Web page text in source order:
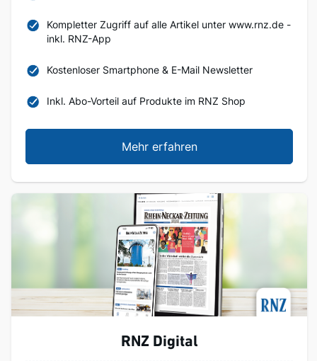
Kompletter Zugriff auf alle Artikel unter www.rnz.de -
inkl. RNZ-App
Kostenloser Smartphone & E-Mail Newsletter
Inkl. Abo-Vorteil auf Produkte im RNZ Shop
Mehr erfahren
RNZ Digital